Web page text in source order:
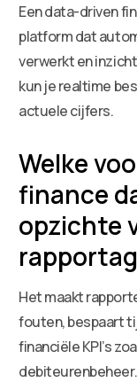
Een data-driven
platform dat
verwerkt en
kun je realtime
actuele cijfers.
Welke
finance
opzichte
Het maakt
fouten, bespaart
financiële KPI’s
debiteurenbeheer.